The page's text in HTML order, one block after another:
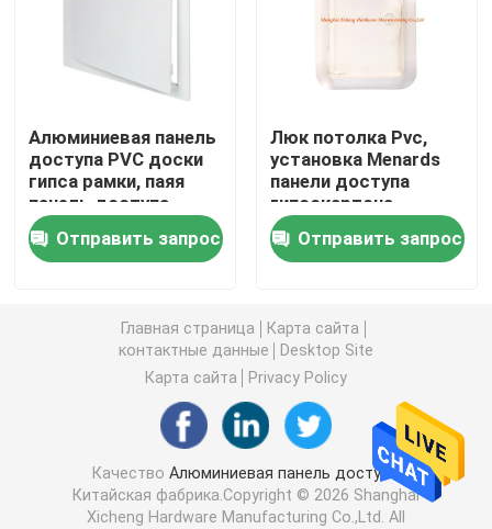
крышка стока пола
Стальной люк
Панель доступа ПВК
Струбцина зажима весны
стальной канал
стальной провод
Алюминиевая панель
доступа PVC доски
гипса рамки, паяя
панель доступа
стены
Отправить запрос
Люк потолка Pvc,
установка Menards
панели доступа
гипсокартона
быстрая для
домашней
безопасности
Отправить запрос
Главная страница
Карта сайта
контактные данные
Desktop Site
Карта сайта
Privacy Policy
КачествоАлюминиевая панель доступа
Китайская фабрика.Copyright © 2026 Shanghai
Xicheng Hardware Manufacturing Co.,Ltd. All